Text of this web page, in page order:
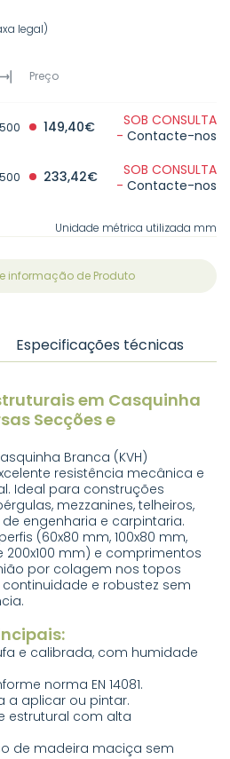
legal)
Preço
149,40€
SOB CONSULTA
- Contacte-nos
233,42€
SOB CONSULTA
- Contacte-nos
Unidade métrica utilizada mm
informação de Produto
Especificações técnicas
em Casquinha
Secções e
Branca (KVH)
resistência mecânica e
Ideal para construções
mezzanines, telheiros,
engenharia e carpintaria.
(60x80 mm, 100x80 mm,
200x100 mm) e comprimentos
por colagem nos topos
e robustez sem
e calibrada, com humidade
norma EN 14081.
a aplicar ou pintar.
estrutural com alta
de madeira maciça sem